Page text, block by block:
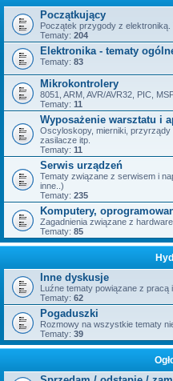
Początkujący
Początek przygody z
Tematy: 204
Elektronika - tematy
Tematy: 83
Mikrokontrolery
8051, ARM, AVR/AVR32, PIC,
Tematy: 11
Wyposażenie warsztatu i
Oscyloskopy, mierniki, przyrządy
zasilacze itp.
Tematy: 11
Serwis urządzeń
Tematy związane z serwisem i
inne..)
Tematy: 235
Komputery,
Zagadnienia związane z
Tematy: 85
Inne dyskusje
Luźne tematy powiązane z pracą
Tematy: 62
Pogaduszki
Rozmowy na wszystkie tematy
Tematy: 39